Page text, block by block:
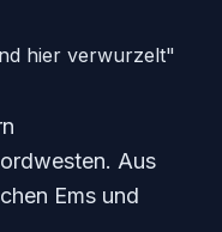
hier verwurzelt"
Aus
Ems und